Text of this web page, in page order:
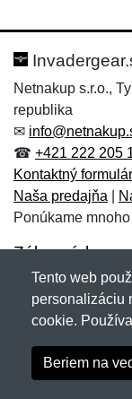
Hodnotenie:
Meno:*
E-mail:
Správa*
Meno:
E-mail:*
Správa*
Netnakup s.r.o.,
republika
✉
☎ +421 222 205
Kontaktný formulár
Naša predajňa
Ponúkame
Zákaznícky
Novinky
Copyright ©
NetIQ. Všetky
Tento web
personalizáciu
cookie.
Beriem na